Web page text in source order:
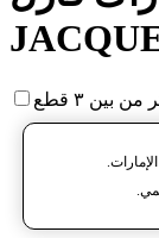
من بين ٣ قطع